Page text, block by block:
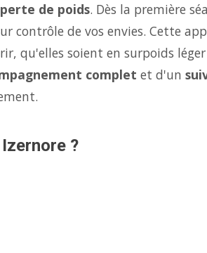
de poids. Dès la première
contrôle de vos envies. Cette
qu'elles soient en surpoids
complet et d'un
?